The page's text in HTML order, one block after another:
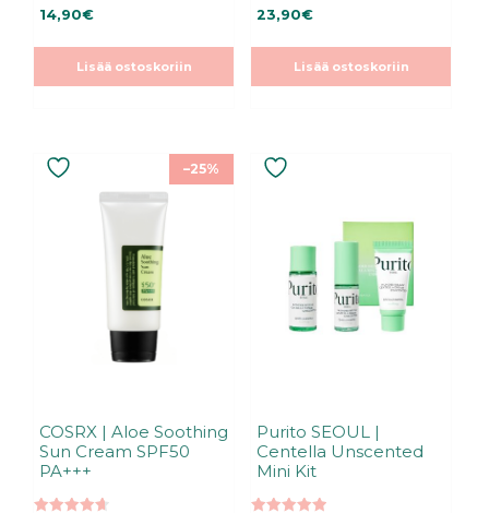
5:stä
14,90€
Lisää ostoskoriin
5:stä
23,90€
Lisää ostoskoriin
–25%
COSRX | Aloe Soothing
Sun Cream SPF50
PA+++
Purito SEOUL |
Centella Unscented
Mini Kit